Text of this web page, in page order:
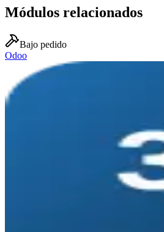
Módulos relacionados
Bajo pedido
Odoo